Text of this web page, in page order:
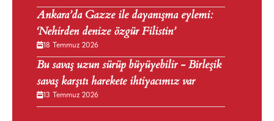
Ankara’da Gazze ile dayanışma eylemi:
‘Nehirden denize özgür Filistin’
18 Temmuz 2026
Bu savaş uzun sürüp büyüyebilir - Birleşik
savaş karşıtı harekete ihtiyacımız var
13 Temmuz 2026